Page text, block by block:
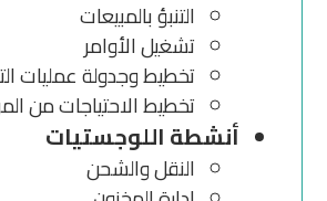
التنبؤ بالمبيعات
تشغيل الأوامر
تخطيط وجدولة عمليات
تخطيط الاحتياجات من
أنشطة اللوجستيات
النقل والشحن